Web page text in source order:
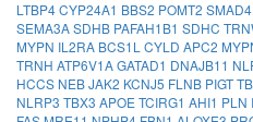
LTBP4CYP24A1 BBS2 POMT2 SMAD4
SEMA3ASDHB PAFAH1B1 SDHC
MYPN IL2RA BCS1L CYLD APC2
TRNH ATP6V1AGATAD1 DNAJB11
HCCS NEBJAK2 KCNJ5 FLNB PIGT
NLRP3 TBX3 APOE TCIRG1 AHI1 PLN